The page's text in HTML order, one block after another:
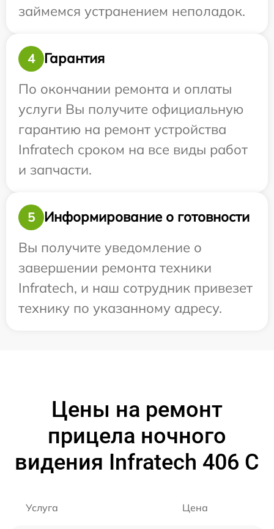
займемся устранением неполадок.
4
Гарантия
По окончании ремонта и оплаты
услуги Вы получите официальную
гарантию на ремонт устройства
Infratech сроком на все виды работ
и запчасти.
5
Информирование о готовности
Вы получите уведомление о
завершении ремонта техники
Infratech, и наш сотрудник привезет
технику по указанному адресу.
Цены на ремонт
прицела ночного
видения Infratech 406 С
Услуга Цена